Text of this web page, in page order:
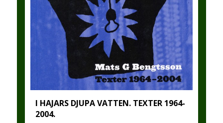
I HAJARS DJUPA VATTEN. TEXTER 1964-
2004.